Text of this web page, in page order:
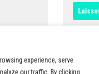
experience, serve
our traffic. By clicking